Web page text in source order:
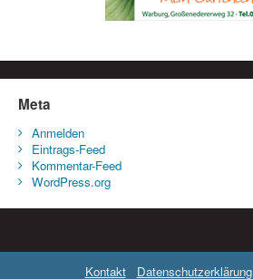
Meta
Anmelden
Eintrags-Feed
Kommentar-Feed
WordPress.org
Kontakt Datenschutzerklärung